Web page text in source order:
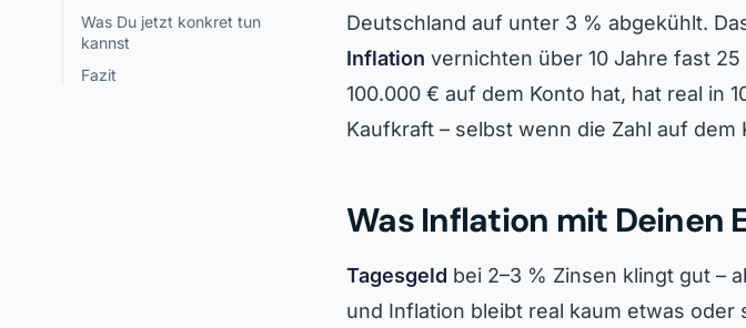
Was Du jetzt konkret tun
kannst
Fazit
Deutschland auf unter 3 % abgekühlt.
Inflation vernichten über 10 Jahre fast
100.000 € auf dem Konto hat, hat real in
Kaufkraft – selbst wenn die Zahl auf dem
Was Inflation mit Deinen
Tagesgeld bei 2–3 % Zinsen klingt gut –
und Inflation bleibt real kaum etwas